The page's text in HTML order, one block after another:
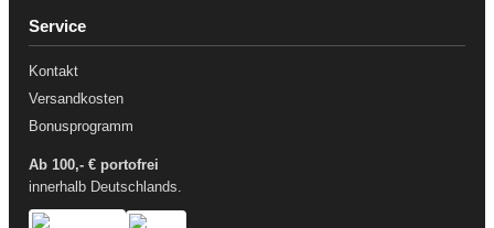
Service
Kontakt
Versandkosten
Bonusprogramm
Ab 100,- € portofrei
innerhalb Deutschlands.